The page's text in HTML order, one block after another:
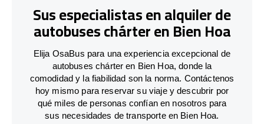
Sus especialistas en alquiler de
autobuses chárter en Bien Hoa
Elija OsaBus para una experiencia excepcional de
autobuses chárter en Bien Hoa, donde la
comodidad y la fiabilidad son la norma. Contáctenos
hoy mismo para reservar su viaje y descubrir por
qué miles de personas confían en nosotros para
sus necesidades de transporte en Bien Hoa.